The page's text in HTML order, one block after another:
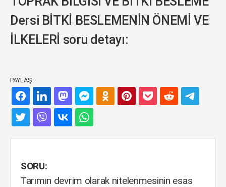
Dersi BİTKİ BESLEMENİN ÖNEMİ VE
İLKELERİ soru detayı:
PAYLAŞ:
SORU:
Tarımın devrim olarak nitelenmesinin esas